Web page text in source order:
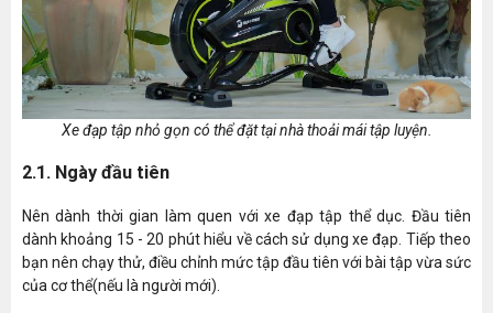
Xe đạp tập nhỏ gọn có thể đặt tại nhà thoải mái tập luyện.
2.1. Ngày đầu tiên
Nên dành thời gian làm quen với xe đạp tập thể dục. Đầu tiên
dành khoảng 15 - 20 phút hiểu về cách sử dụng xe đạp. Tiếp theo
bạn nên chạy thử, điều chỉnh mức tập đầu tiên với bài tập vừa sức
của cơ thể(nếu là người mới).